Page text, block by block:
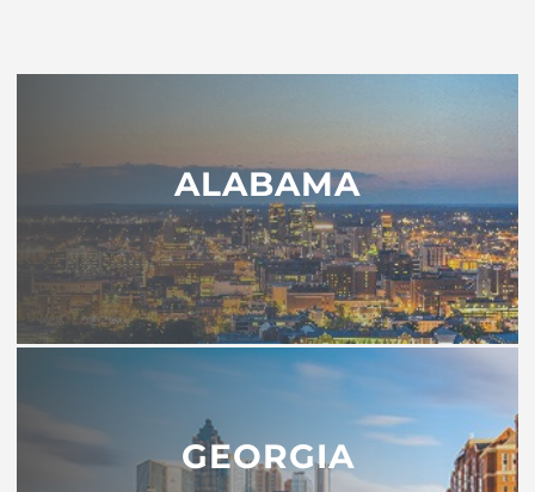
ALABAMA
GEORGIA